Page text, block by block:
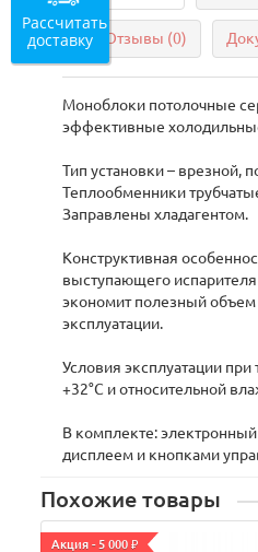
Отзывы (0)
Моноблоки потолочные
эффективные
Тип установки – врезной,
Теплообменники
Заправлены хладагентом.
Конструктивная
выступающего
экономит полезный объем
эксплуатации.
Условия эксплуатации при
+32°С и относительной
В комплекте:
дисплеем и кнопками
Похожие товары
Акция - 5 000 ₽
Рассчитать
доставку